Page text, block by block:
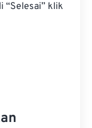
“Selesai” klik